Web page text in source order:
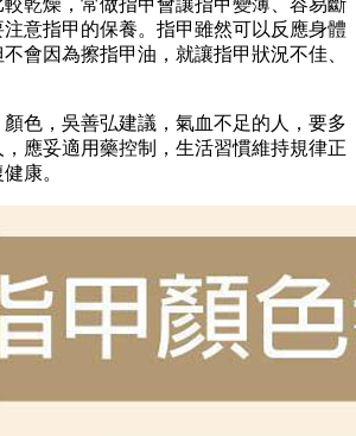
意指甲的保養。指甲雖然可以反應身體
會因為擦指甲油，就讓指甲狀況不佳、
色，吳善弘建議，氣血不足的人，要多
應妥適用藥控制，生活習慣維持規律正
康。